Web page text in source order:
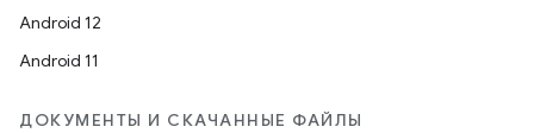
Android 12
Android 11
ДОКУМЕНТЫ И СКАЧАННЫЕ ФАЙЛЫ